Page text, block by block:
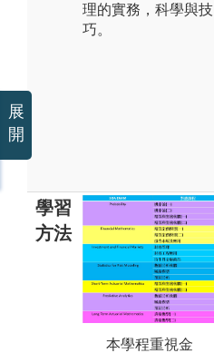
理的實務，科學與技
巧。
學習
方法
本學程重視金
展
開